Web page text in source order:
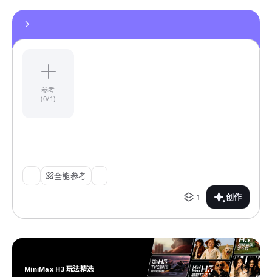
参考
(0/1)
全能参考
1
创作
MiniMax H3 玩法精选